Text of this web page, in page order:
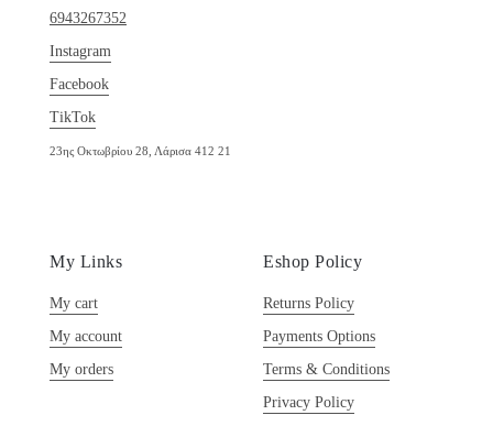
6943267352
Instagram
Facebook
TikTok
23ης Οκτωβρίου 28, Λάρισα 412 21
My Links
My cart
My account
My orders
Eshop Policy
Returns Policy
Payments Options
Terms & Conditions
Privacy Policy